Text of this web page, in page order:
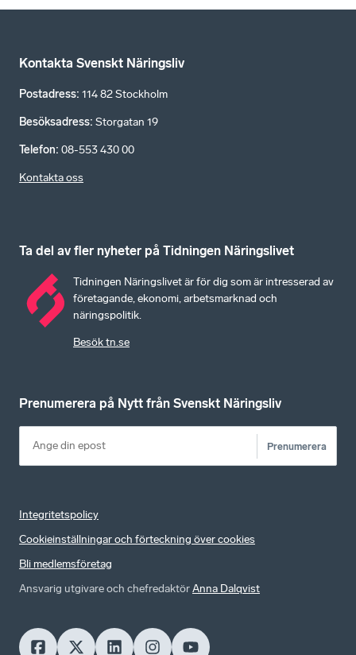
Kontakta Svenskt Näringsliv
Postadress: 114 82 Stockholm
Besöksadress: Storgatan 19
Telefon: 08-553 430 00
Kontakta oss
Ta del av fler nyheter på Tidningen Näringslivet
Tidningen Näringslivet är för dig som är intresserad av
företagande, ekonomi, arbetsmarknad och
näringspolitik.
Besök tn.se
Prenumerera på Nytt från Svenskt Näringsliv
Prenumerera
Integritetspolicy
Cookieinställningar och förteckning över cookies
Bli medlemsföretag
Ansvarig utgivare och chefredaktörAnna Dalqvist